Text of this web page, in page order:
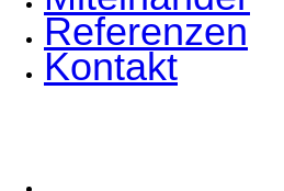
Referenzen
Kontakt